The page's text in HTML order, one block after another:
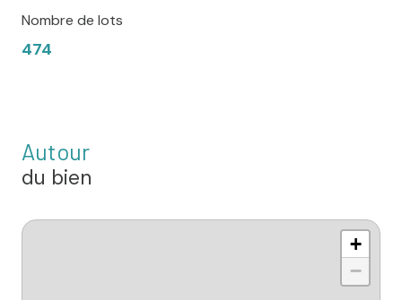
Nombre de lots
474
Autour
du bien
+
−